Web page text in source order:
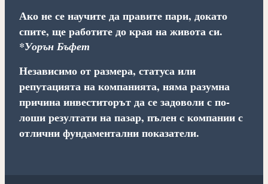
Ако не се научите да правите пари, докато
спите, ще работите до края на живота си.
*Уорън Бъфет
Независимо от размера, статуса или
репутацията на компанията, няма разумна
причина инвеститорът да се задоволи с по-
лоши резултати на пазар, пълен с компании с
отлични фундаментални показатели.